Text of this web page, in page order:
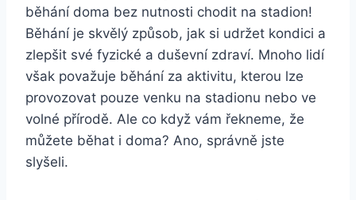
běhání doma bez nutnosti chodit na stadion!
Běhání je skvělý způsob, jak si udržet kondici a
zlepšit své fyzické a duševní zdraví. Mnoho lidí
však považuje běhání za aktivitu, kterou lze
provozovat pouze venku na stadionu nebo ve
volné přírodě. Ale co když vám řekneme, že
můžete běhat i doma? Ano, správně jste
slyšeli.